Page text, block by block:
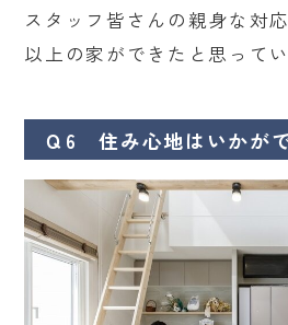
スタッフ皆さんの親身な対
以上の家ができたと思ってい
Ｑ6 住み心地はいかが